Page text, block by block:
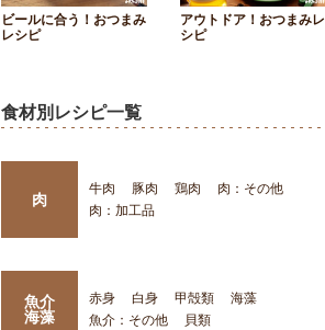
ビールに合う！おつまみ
レシピ
アウトドア！おつまみレ
シピ
食材別レシピ一覧
肉
牛肉 豚肉 鶏肉
肉：その他
肉：加工品
魚介
海藻
赤身 白身 甲殻類
海藻
魚介：その他
貝類